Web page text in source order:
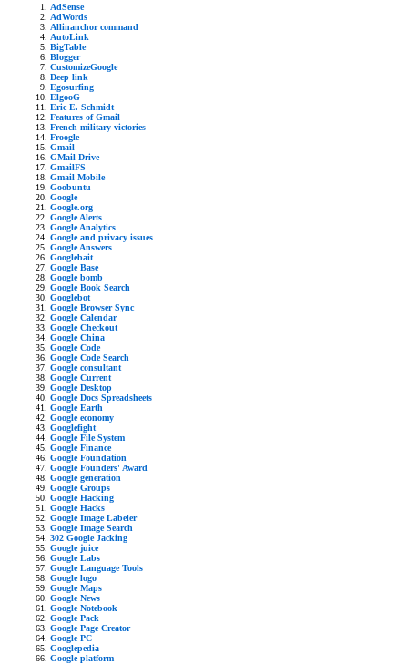
AdSense
AdWords
Allinanchor command
AutoLink
BigTable
Blogger
CustomizeGoogle
Deep link
Egosurfing
ElgooG
Eric E. Schmidt
Features of Gmail
French military victories
Froogle
Gmail
GMail Drive
GmailFS
Gmail Mobile
Goobuntu
Google
Google.org
Google Alerts
Google Analytics
Google and privacy issues
Google Answers
Googlebait
Google Base
Google bomb
Google Book Search
Googlebot
Google Browser Sync
Google Calendar
Google Checkout
Google China
Google Code
Google Code Search
Google consultant
Google Current
Google Desktop
Google Docs Spreadsheets
Google Earth
Google economy
Googlefight
Google File System
Google Finance
Google Foundation
Google Founders' Award
Google generation
Google Groups
Google Hacking
Google Hacks
Google Image Labeler
Google Image Search
302 Google Jacking
Google juice
Google Labs
Google Language Tools
Google logo
Google Maps
Google News
Google Notebook
Google Pack
Google Page Creator
Google PC
Googlepedia
Google platform